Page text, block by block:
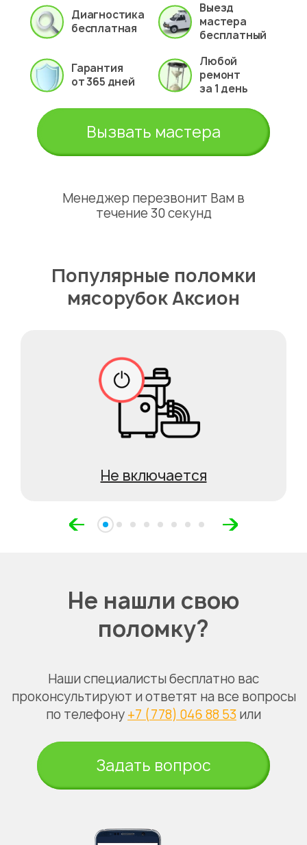
Диагностика
бесплатная
Выезд
мастера
бесплатный
Гарантия
от 365 дней
Любой
ремонт
за 1 день
Вызвать мастера
Менеджер перезвонит Вам в
течение 30 секунд
Популярные поломки
мясорубок Аксион
Не включается
Не нашли свою
поломку?
Наши специалисты бесплатно вас
проконсультируют и ответят на все вопросы
по телефону +7 (778) 046 88 53 или
Задать вопрос